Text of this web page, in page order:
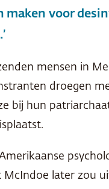
voor
mensen in
droegen
ze bij hun
McIndoe later zou